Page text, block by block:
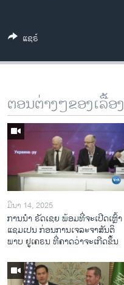
ລາຍງານ
ແຊຣ໌
ຕອນຕ່າງໆຂອງເລື້ອງ
ມີນາ 14, 2025
ການ​ນຳ ຣັດ​ເຊຍ ພ້ອມ​ທີ່​ຈະ​ເປີ​ດ​ເຫຼົ້າ​
ແຊມ​ເປນ ກ່ອນການ​ເຈ​ລະ​ຈາ​ສັນ​ຕິ​
ພາບ ຢູ​ເຄ​ຣນ ທີ່​ຄາດ​ວ່າ​ຈະ​ເກີດ​ຂຶ້ນ